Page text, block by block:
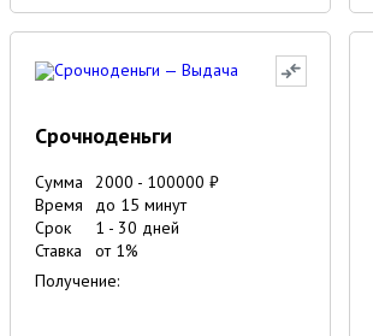
Срочноденьги
Сумма 2000 - 100000 ₽
Время
до 15 минут
Срок
1 - 30 дней
Ставка
от 1%
Получение: